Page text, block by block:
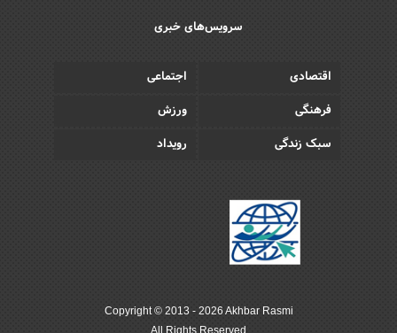
سرویس‌های خبری
اقتصادی
اجتماعی
فرهنگی
ورزش
سبک زندگی
رویداد
Copyright © 2013 - 2026 Akhbar Rasmi
All Rights Reserved